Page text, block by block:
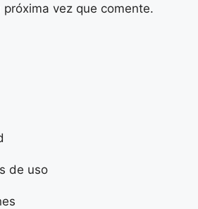
vez que comente.
de uso